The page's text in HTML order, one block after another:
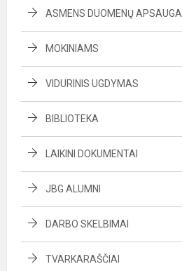
ASMENS DUOMENŲ APSAUGA
MOKINIAMS
VIDURINIS UGDYMAS
BIBLIOTEKA
LAIKINI DOKUMENTAI
JBG ALUMNI
DARBO SKELBIMAI
TVARKARAŠČIAI